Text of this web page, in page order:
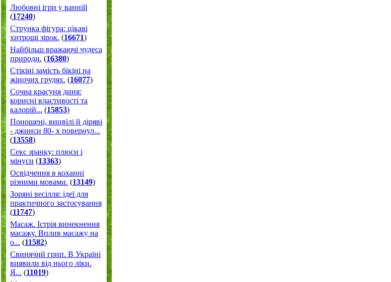
Любовні ігри у ванній
(17240)
Струнка фігура: цікаві
хитрощі зірок. (16671)
Найбільш вражаючі чудеса
природи. (16380)
Стікіні замість бікіні на
жіночих грудях. (16077)
Сочна красуня диня:
корисні властивості та
калорій... (15853)
Поношені, вицвілі й діряві
- джинси 80- х повернул...
(13558)
Секс зранку: плюси і
мінуси (13363)
Освідчення в коханні
різними мовами. (13149)
Зоряні весілля: ідеї для
практичного застосування
(11747)
Масаж. Істрія винекнення
масажу. Вплив масажу на
о... (11582)
Свинячий грип. В Україні
виявили від нього ліки.
Я... (11019)